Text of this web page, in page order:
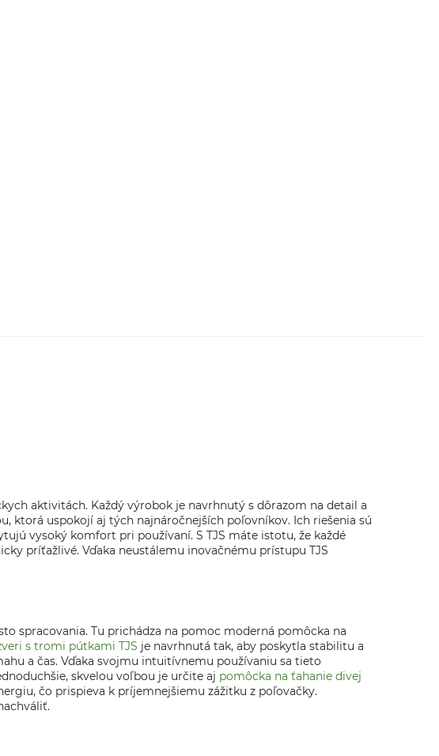
aktivitách. Každý výrobok je navrhnutý s dôrazom na detail a
ktorá uspokojí aj tých najnáročnejších poľovníkov. Ich riešenia sú
vysoký komfort pri používaní. S TJS máte istotu, že každé
príťažlivé. Vďaka neustálemu inovačnému prístupu TJS
spracovania. Tu prichádza na pomoc moderná pomôcka na
s tromi pútkami TJS je navrhnutá tak, aby poskytla stabilitu a
a čas. Vďaka svojmu intuitívnemu používaniu sa tieto
skvelou voľbou je určite aj pomôcka na ťahanie divej
čo prispieva k príjemnejšiemu zážitku z poľovačky.